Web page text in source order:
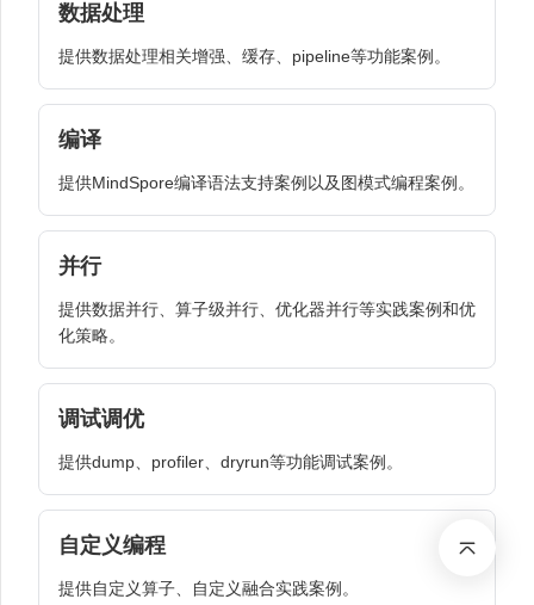
数据处理
提供数据处理相关增强、缓存、pipeline等功能案例。
编译
提供MindSpore编译语法支持案例以及图模式编程案例。
并行
提供数据并行、算子级并行、优化器并行等实践案例和优
化策略。
调试调优
提供dump、profiler、dryrun等功能调试案例。
自定义编程
提供自定义算子、自定义融合实践案例。